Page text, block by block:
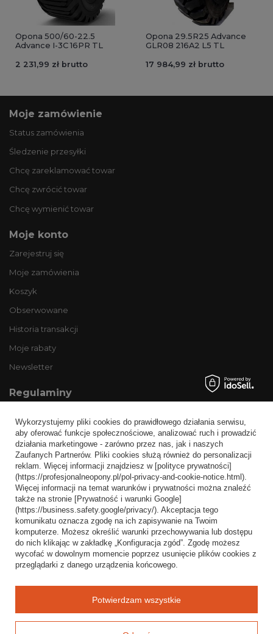
Opona 500/60-22.5
Advance I-3C 16PR TL
2 231,99 zł brutto
Opona 29.5R25 Advance
GLR08 216A2 L5 TL
17 984,99 zł brutto
Moje zamówienie
Status zamówienia
Śledzenie przesyłki
Chcę zareklamować towar
Chcę zwrócić towar
Chcę wymienić towar
Moje konto
Zarejestruj się
Moje zamówienia
Koszyk
Obserwowane
Historia transakcji
Moje rabaty
Newsletter
Regulaminy
Wysyłka
Sposoby płatności i prowizje
Regulamin
Polityka prywatności
Odstąpienie od umowy
Popularne kategorie
Opony bezdętkowe
Opony dętkowe
Wykorzystujemy pliki cookies do prawidłowego działania serwisu,
aby oferować funkcje społecznościowe, analizować ruch i prowadzić
działania marketingowe - zarówno przez nas, jak i naszych
Zaufanych Partnerów. Pliki cookies służą również do personalizacji
reklam. Więcej informacji znajdziesz w [polityce prywatności]
(https://profesjonalneopony.pl/pol-privacy-and-cookie-notice.html).
Więcej informacji na temat warunków i prywatności można znaleźć
także na stronie [Prywatność i warunki Google]
(https://business.safety.google/privacy/). Akceptacja tego
komunikatu oznacza zgodę na ich zapisywanie na Twoim
komputerze. Możesz określić warunki przechowywania lub dostępu
do nich klikając w zakładkę „Konfiguracja zgód”. Zgodę możesz
wycofać w dowolnym momencie poprzez usunięcie plików cookies z
przeglądarki z danego urządzenia końcowego.
Potwierdzam wszystkie